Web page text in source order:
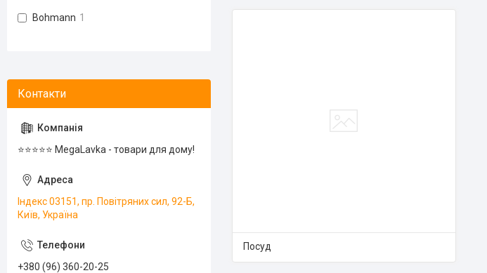
Посуд
Bohmann 1
⭐️⭐️⭐️⭐️⭐️ MegaLavka - товари для дому!
Індекс 03151, пр. Повітряних сил, 92-Б,
Київ, Україна
+380 (96) 360-20-25